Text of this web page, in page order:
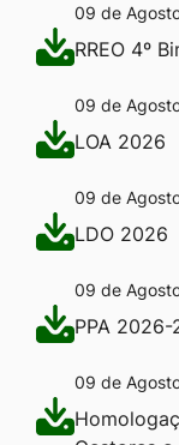
09 de
RREO 4º
09 de
LOA 2026
09 de
LDO 2026
09 de
PPA 2026-
09 de